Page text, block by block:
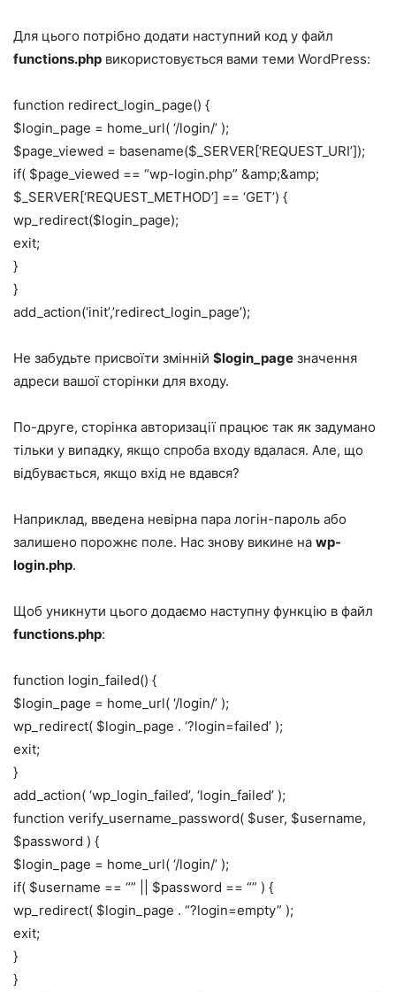
Для цього потрібно додати наступний код у файл
functions.php використовується вами теми WordPress:
function redirect_login_page() {
$login_page = home_url( ‘/login/’ );
$page_viewed = basename($_SERVER[‘REQUEST_URI’]);
if( $page_viewed == “wp-login.php” &amp;&amp;
$_SERVER[‘REQUEST_METHOD’] == ‘GET’) {
wp_redirect($login_page);
exit;
}
}
add_action(‘init’,’redirect_login_page’);
Не забудьте присвоїти змінній $login_page значення
адреси вашої сторінки для входу.
По-друге, сторінка авторизації працює так як задумано
тільки у випадку, якщо спроба входу вдалася. Але, що
відбувається, якщо вхід не вдався?
Наприклад, введена невірна пара логін-пароль або
залишено порожнє поле. Нас знову викине на wp-
login.php.
Щоб уникнути цього додаємо наступну функцію в файл
functions.php:
function login_failed() {
$login_page = home_url( ‘/login/’ );
wp_redirect( $login_page . ‘?login=failed’ );
exit;
}
add_action( ‘wp_login_failed’, ‘login_failed’ );
function verify_username_password( $user, $username,
$password ) {
$login_page = home_url( ‘/login/’ );
if( $username == “” || $password == “” ) {
wp_redirect( $login_page . “?login=empty” );
exit;
}
}